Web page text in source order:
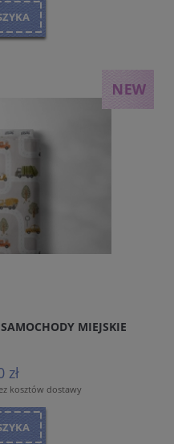
MIEJSKIE
zł
kosztów dostawy